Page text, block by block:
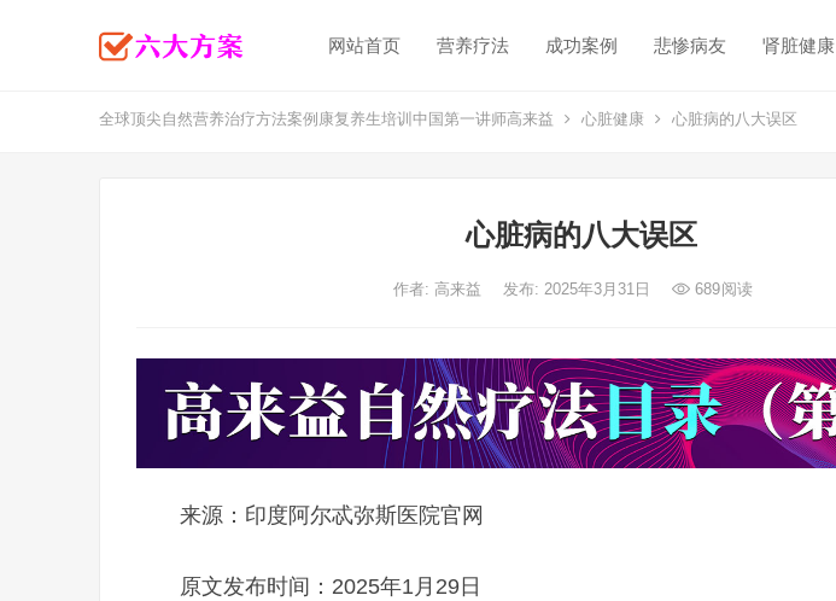
网站首页 营养疗法 成功案例 悲惨病友 肾脏健康
全球顶尖自然营养治疗方法案例康复养生培训中国第一讲师高来益 心脏健康 心脏病的八大误区
心脏病的八大误区
作者: 高来益 发布: 2025年3月31日 689阅读
来源：印度阿尔忒弥斯医院官网
原文发布时间：2025年1月29日